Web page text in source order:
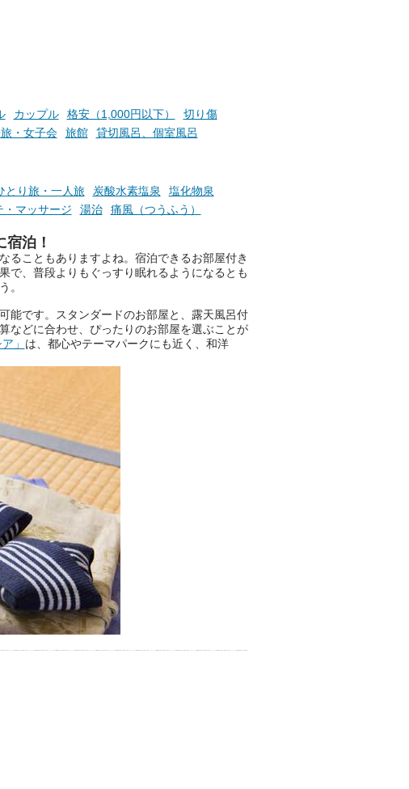
軽に楽し
カップル 格安（1,000円以下）
切り傷
・女子会 旅館 貸切風呂、個室風呂
とり旅・一人旅 炭酸水素塩泉
塩化物泉
・マッサージ 湯治 痛風（つうふう）
泊！
ることもありますよね。宿泊できるお部屋付き
で、普段よりもぐっすり眠れるようになるとも
。
能です。スタンダードのお部屋と、露天風呂付
などに合わせ、ぴったりのお部屋を選ぶことが
」 は、都心やテーマパークにも近く、和洋